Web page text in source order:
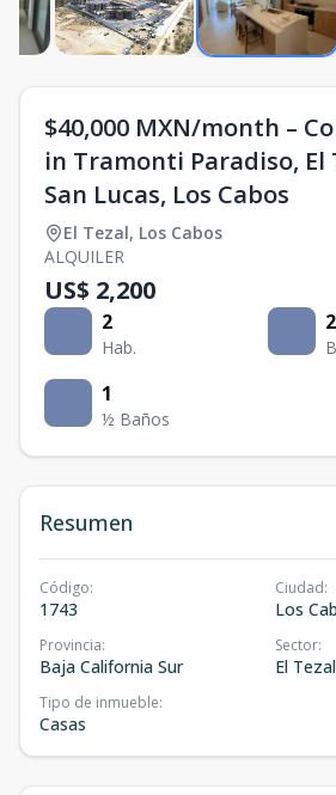
$40,000 MXN/month –
in Tramonti Paradiso, El
San Lucas, Los Cabos
El Tezal, Los Cabos
ALQUILER
US$ 2,200
2
Hab.
2
1
½ Baños
Resumen
Código:
1743
Ciudad:
Los
Provincia:
Baja California Sur
Sector:
El Tezal
Tipo de inmueble:
Casas